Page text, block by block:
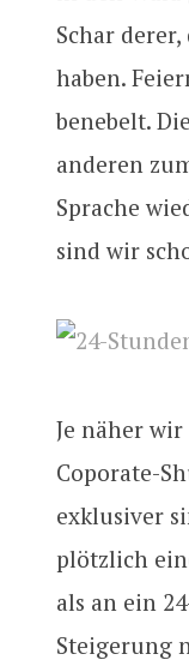
Schar
haben.
benebelt.
anderen
Sprache
sind wir
Je näher
Coporate-
exklusiver
plötzlich
als an ein
Steigerung